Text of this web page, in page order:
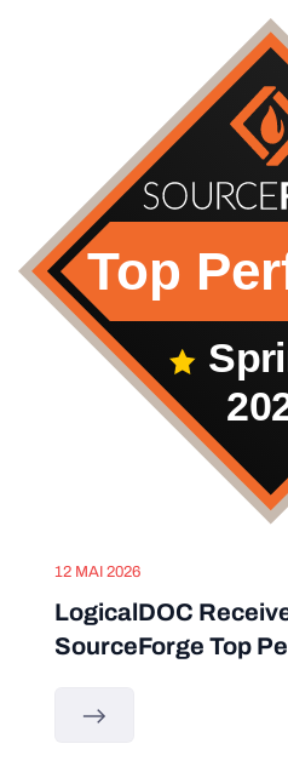
12 MAI 2026
LogicalDOC
SourceForge Top